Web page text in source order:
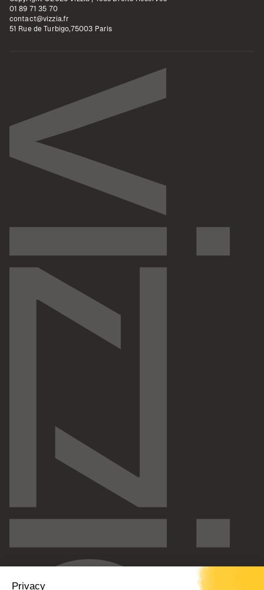
01 89 71 35 70
contact@vizzia.fr
51 Rue de Turbigo,75003 Paris